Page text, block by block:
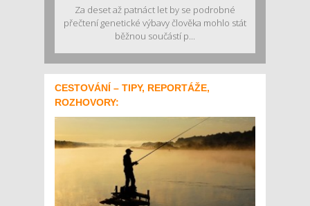
Za deset až patnáct let by se podrobné
přečtení genetické výbavy člověka mohlo stát
běžnou součástí p...
CESTOVÁNÍ – TIPY, REPORTÁŽE,
ROZHOVORY: